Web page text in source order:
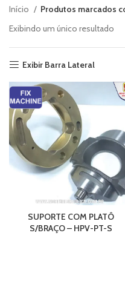
Início
Produtos marcados
Exibindo um único resultado
Exibir Barra Lateral
SUPORTE COM PLATÔ
S/BRAÇO – HPV-PT-S